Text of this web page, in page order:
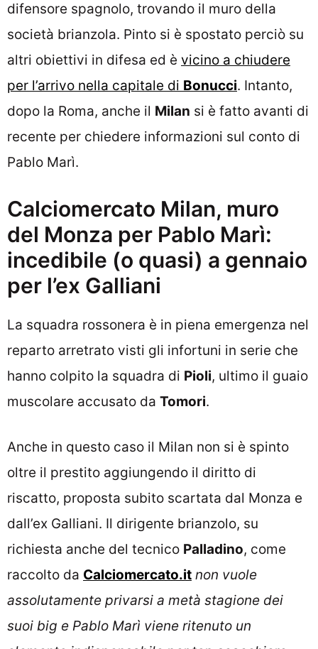
difensore spagnolo, trovando il muro della
società brianzola. Pinto si è spostato perciò su
altri obiettivi in difesa ed è vicino a chiudere
per l’arrivo nella capitale di Bonucci. Intanto,
dopo la Roma, anche il Milan si è fatto avanti di
recente per chiedere informazioni sul conto di
Pablo Marì.
Calciomercato Milan, muro
del Monza per Pablo Marì:
incedibile (o quasi) a gennaio
per l’ex Galliani
La squadra rossonera è in piena emergenza nel
reparto arretrato visti gli infortuni in serie che
hanno colpito la squadra di Pioli, ultimo il guaio
muscolare accusato da Tomori.
Anche in questo caso il Milan non si è spinto
oltre il prestito aggiungendo il diritto di
riscatto, proposta subito scartata dal Monza e
dall’ex Galliani. Il dirigente brianzolo, su
richiesta anche del tecnico Palladino, come
raccolto da Calciomercato.it non vuole
assolutamente privarsi a metà stagione dei
suoi big e Pablo Marì viene ritenuto un